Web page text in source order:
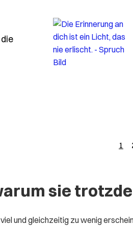
der-tod-nimmt-den-
1
sie
und gleichzeitig zu wenig